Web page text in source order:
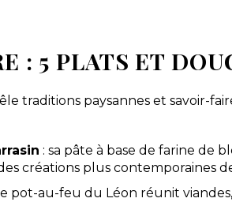
: 5 PLATS ET
traditions paysannes et savoir-
: sa pâte à base de farine de
créations plus contemporaines
pot-au-feu du Léon réunit